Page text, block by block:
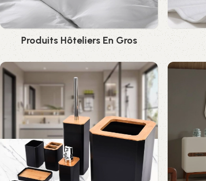
Produits Hôteliers En Gros